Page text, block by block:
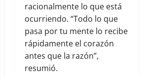
racionalmente lo que está
ocurriendo. “Todo lo que
pasa por tu mente lo recibe
rápidamente el corazón
antes que la razón”,
resumió.